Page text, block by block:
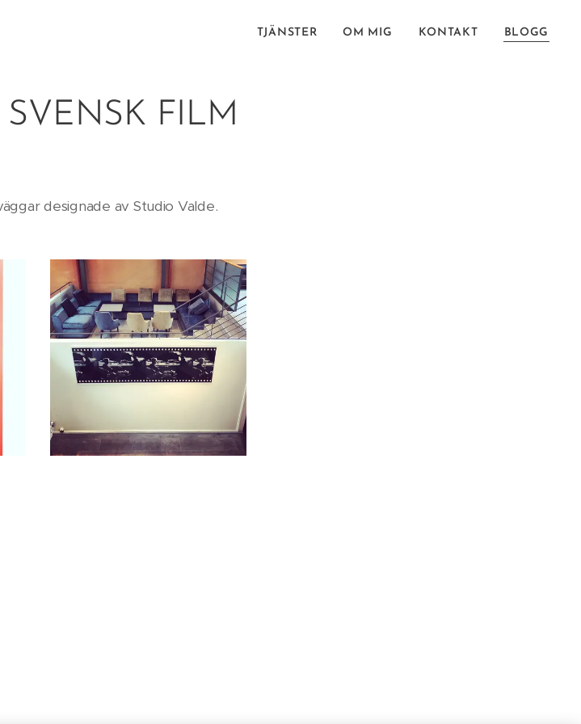
TJÄNSTER OM MIG KONTAKT BLOGG
SVENSK FILM
designade av Studio Valde.